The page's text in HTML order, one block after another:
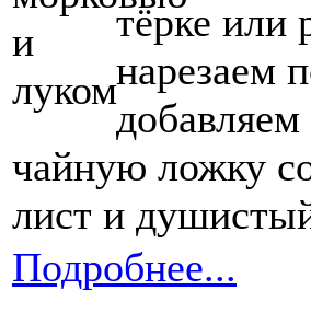
тёрке или
нарезаем
чайную ложку
лист и
Подробнее...